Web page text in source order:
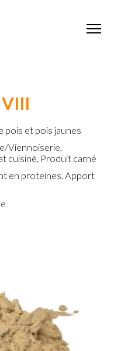
pois et pois jaunes
Viennoiserie,
cuisiné, Produit carné
en proteines, Apport